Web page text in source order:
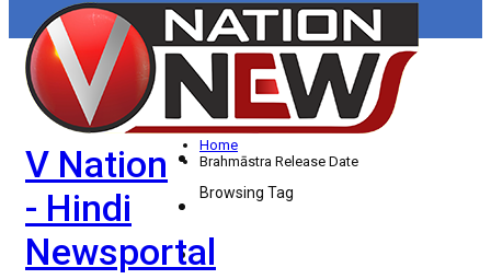
V Nation
- Hindi
Newsportal
HOME
ताज़ा खबरें
देश
विदेश
राज्य
Home
Brahmāstra Release Date
Browsing Tag